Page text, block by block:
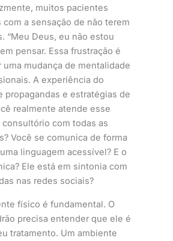
muitos pacientes
a sensação de não terem
“Meu Deus, eu não estou
pensar. Essa frustração é
mudança de mentalidade
A experiência do
propagandas e estratégias de
realmente atende esse
com todas as
Você se comunica de forma
linguagem acessível? E o
Ele está em sintonia com
nas redes sociais?
físico é fundamental. O
precisa entender que ele é
tratamento. Um ambiente